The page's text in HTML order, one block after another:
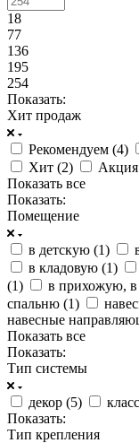
18
77
136
195
254
Показать:
Хит продаж
Рекомендуем (4)
Хит (2)
Показать все
Показать:
Помещение
в детскую (1)
в кладовую (1)
(1) в прихожую,
спальню (1)
навесные
Показать все
Показать:
Тип системы
декор (5)
Показать:
Тип крепления